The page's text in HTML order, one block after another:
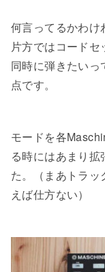
何言ってるかわけ
片方ではコード
同時に弾きたいっ
点です。
モードを各
る時にはあまり
た。（まあトラ
えば仕方ない）